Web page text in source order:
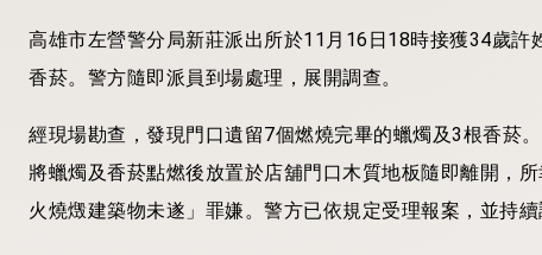
高雄市左營警分局新莊派出所於11月16日18時接獲34歲
香菸。警方隨即派員到場處理，展開調查。
經現場勘查，發現門口遺留7個燃燒完畢的蠟燭及3根香菸
將蠟燭及香菸點燃後放置於店舖門口木質地板隨即離開，
火燒燬建築物未遂」罪嫌。警方已依規定受理報案，並持